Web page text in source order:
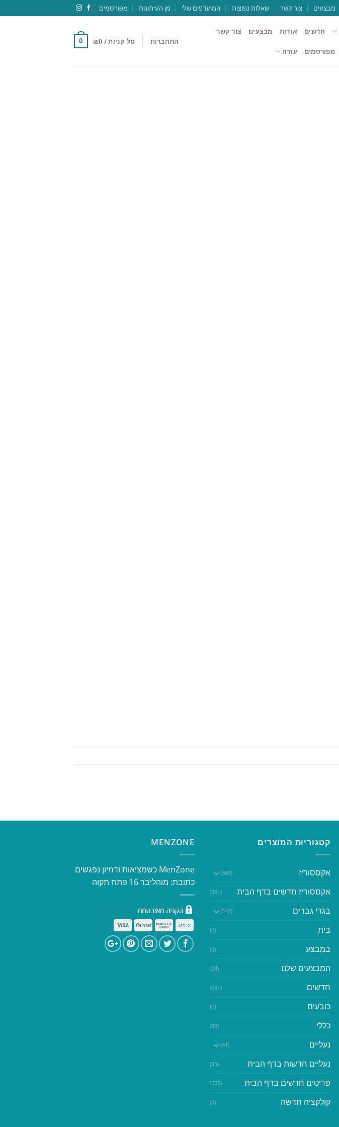
מבצעים צור קשר שאלות נפוצות המועדפים שלי מן העיתונות מפורסמים
חדשים אודות מבצעים צור קשר
מפורסמים עזרה
התחברות סל קניות / ₪0
0
קטגוריות המוצרים
אקססוריז (365)
אקססוריז חדשים בדף הבית (291)
בגדי גברים (542)
בית (0)
במבצע (0)
המבצעים שלנו (24)
חדשים (601)
כובעים (0)
כללי (33)
נעליים (41)
נעליים חדשות בדף הבית (33)
פריטים חדשים בדף הבית (535)
קולקציה חדשה (0)
MENZONE
​​MenZone כשמציאות ודמיון נפגשים​
כתובת: מוהליבר 16 פתח תקוה